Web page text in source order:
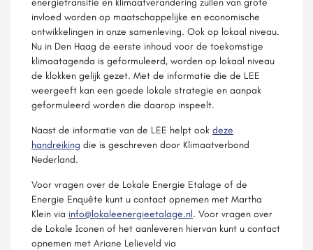
invloed worden op maatschappelijke en economische
ontwikkelingen in onze samenleving. Ook op lokaal niveau.
Nu in Den Haag de eerste inhoud voor de toekomstige
klimaatagenda is geformuleerd, worden op lokaal niveau
de klokken gelijk gezet. Met de informatie die de LEE
weergeeft kan een goede lokale strategie en aanpak
geformuleerd worden die daarop inspeelt.
Naast de informatie van de LEE helpt ook deze
handreiking die is geschreven door Klimaatverbond
Nederland.
Voor vragen over de Lokale Energie Etalage of de
Energie Enquête kunt u contact opnemen met Martha
Klein via info@lokaleenergieetalage.nl. Voor vragen over
de Lokale Iconen of het aanleveren hiervan kunt u contact
opnemen met Ariane Lelieveld via